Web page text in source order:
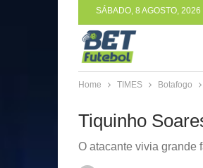
SÁBADO, 8 AGOSTO, 2026
Home TIMES Botafogo
Tiquinho
O atacante vivia grande